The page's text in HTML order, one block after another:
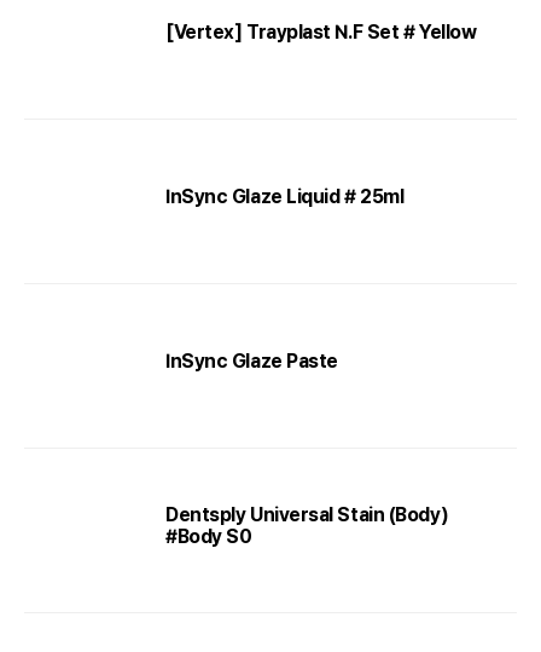
[Vertex] Trayplast N.F Set # Yellow
InSync Glaze Liquid # 25ml
InSync Glaze Paste
Dentsply Universal Stain (Body)
#Body S0